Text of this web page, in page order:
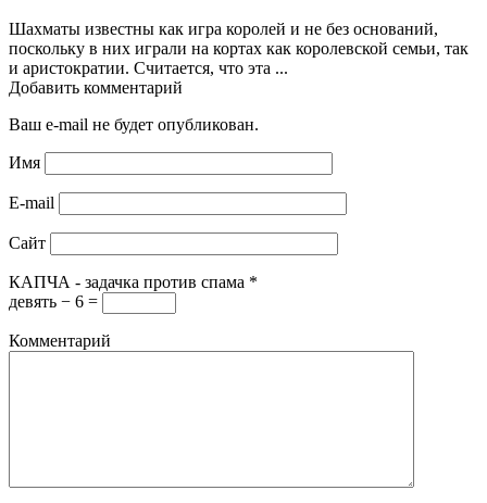
Шахматы известны как игра королей и не без оснований,
поскольку в них играли на кортах как королевской семьи, так
и аристократии. Считается, что эта ...
Добавить комментарий
Ваш e-mail не будет опубликован.
Имя
E-mail
Сайт
КАПЧА - задачка против спама *
девять − 6 =
Комментарий